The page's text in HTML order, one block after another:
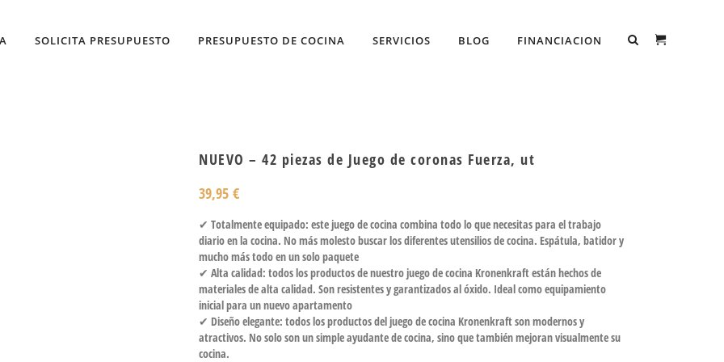
SOLICITA PRESUPUESTO PRESUPUESTO DE COCINA SERVICIOS BLOG FINANCIACION
NUEVO – 42 piezas de Juego de coronas Fuerza, ut
39,95 €
✔ Totalmente equipado: este juego de cocina combina todo lo que necesitas para el trabajo
diario en la cocina. No más molesto buscar los diferentes utensilios de cocina. Espátula, batidor y
mucho más todo en un solo paquete
✔ Alta calidad: todos los productos de nuestro juego de cocina Kronenkraft están hechos de
materiales de alta calidad. Son resistentes y garantizados al óxido. Ideal como equipamiento
inicial para un nuevo apartamento
✔ Diseño elegante: todos los productos del juego de cocina Kronenkraft son modernos y
atractivos. No solo son un simple ayudante de cocina, sino que también mejoran visualmente su
cocina.